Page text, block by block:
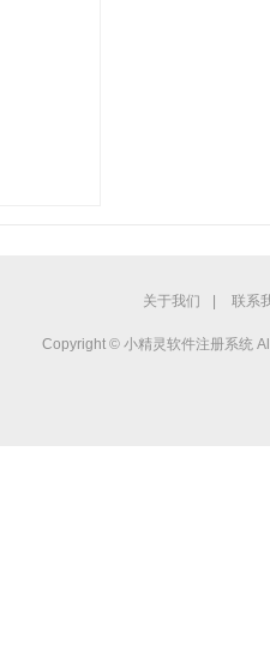
关于我们 联系
Copyright © 小精灵软件注册系统